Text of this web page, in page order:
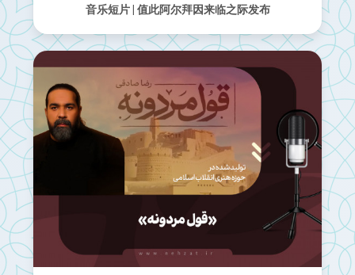
音乐短片 | 值此阿尔拜因来临之际发布